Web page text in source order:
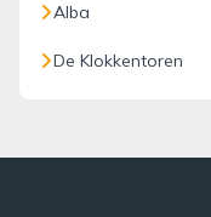
Alba
De Klokkentoren